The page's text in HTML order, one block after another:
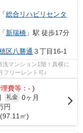
「総合リハビリセンタ
「新瑞橋 」駅 徒歩17分
区八勝通 ３丁目16-1
マンション1階！真横に
フリーレント可♪
費等：- )
礼金 0ヶ月
円
㎡)